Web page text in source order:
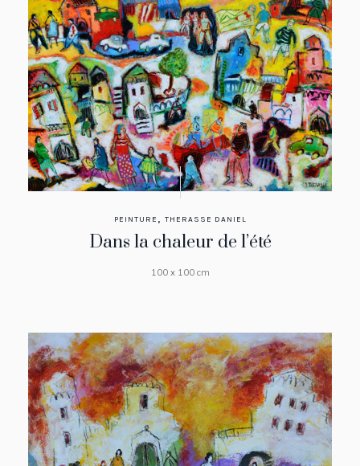
PEINTURE , THERASSE DANIEL
Dans la chaleur de l’été
100 x 100 cm